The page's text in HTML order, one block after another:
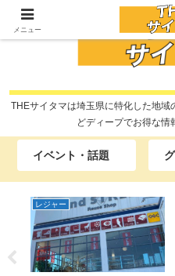
THEサイタマは埼玉県に特化した地
どディープでお得な情
イベント・話題
開店・閉店
メニュー